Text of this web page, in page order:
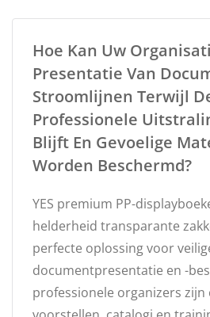
Hoe Kan Uw
Presentatie Van
Stroomlijnen Terwijl
Professionele
Blijft En Gevoelige
Worden Beschermd?
YES premium PP-
helderheid transparante
perfecte oplossing voor
documentpresentatie en -
professionele organizers